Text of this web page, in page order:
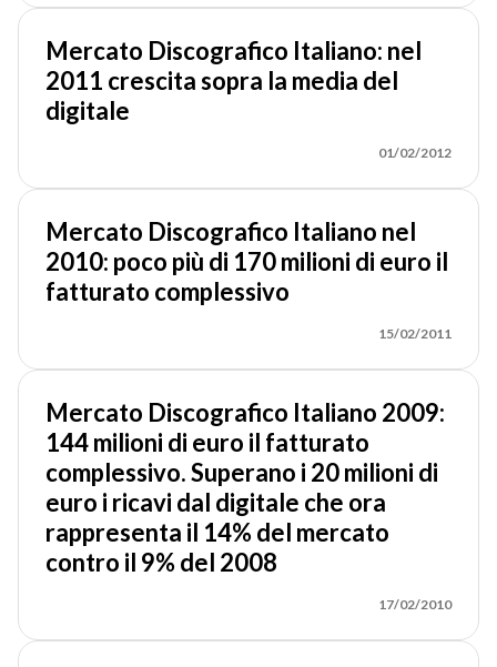
Mercato Discografico Italiano: nel
2011 crescita sopra la media del
digitale
01/02/2012
Mercato Discografico Italiano nel
2010: poco più di 170 milioni di euro il
fatturato complessivo
15/02/2011
Mercato Discografico Italiano 2009:
144 milioni di euro il fatturato
complessivo. Superano i 20 milioni di
euro i ricavi dal digitale che ora
rappresenta il 14% del mercato
contro il 9% del 2008
17/02/2010